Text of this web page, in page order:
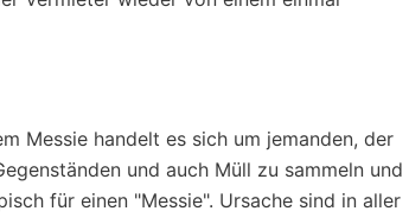
Messie handelt es sich um jemanden, der
und auch Müll zu sammeln und
für einen "Messie". Ursache sind in aller